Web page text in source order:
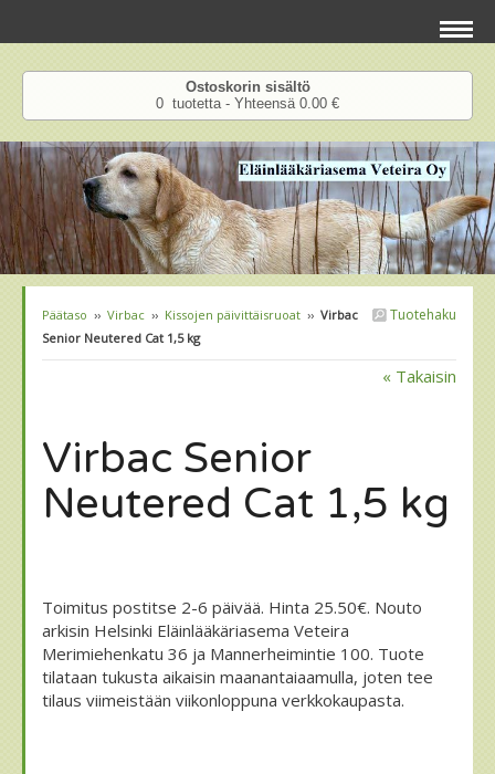
Ostoskorin sisältö
0 tuotetta - Yhteensä 0.00 €
Tuotehaku
Päätaso ›› Virbac ›› Kissojen päivittäisruoat ›› Virbac
Senior Neutered Cat 1,5 kg
« Takaisin
Virbac Senior
Neutered Cat 1,5 kg
Toimitus postitse 2-6 päivää. Hinta 25.50€. Nouto
arkisin Helsinki Eläinlääkäriasema Veteira
Merimiehenkatu 36 ja Mannerheimintie 100. Tuote
tilataan tukusta aikaisin maanantaiaamulla, joten tee
tilaus viimeistään viikonloppuna verkkokaupasta.